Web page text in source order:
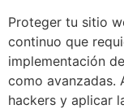
Proteger tu sitio
continuo que
implementación
como avanzadas.
hackers y aplicar